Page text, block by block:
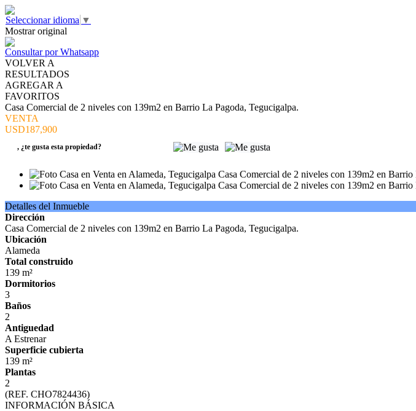
Seleccionar idioma ▼
Mostrar original
Consultar por Whatsapp
VOLVER A
RESULTADOS
AGREGAR A
FAVORITOS
Casa Comercial de 2 niveles con 139m2 en Barrio La Pagoda, Tegucigalpa.
VENTA
USD187,900
, ¿te gusta esta propiedad?
Detalles del Inmueble
Dirección
Casa Comercial de 2 niveles con 139m2 en Barrio La Pagoda, Tegucigalpa.
Ubicación
Alameda
Total construido
139 m²
Dormitorios
3
Baños
2
Antiguedad
A Estrenar
Superficie cubierta
139 m²
Plantas
2
(REF. CHO7824436)
INFORMACIÓN BÁSICA